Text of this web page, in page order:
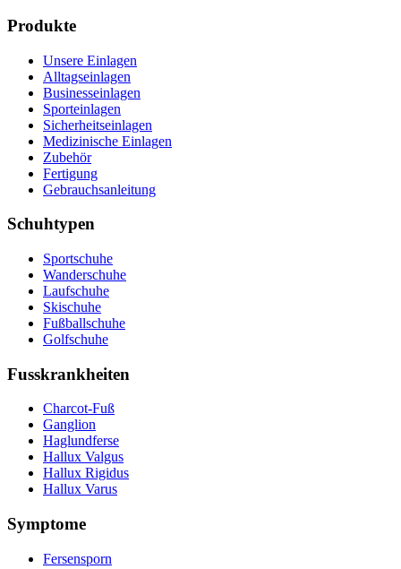
Produkte
Unsere Einlagen
Alltagseinlagen
Businesseinlagen
Sporteinlagen
Sicherheitseinlagen
Medizinische Einlagen
Zubehör
Fertigung
Gebrauchsanleitung
Schuhtypen
Sportschuhe
Wanderschuhe
Laufschuhe
Skischuhe
Fußballschuhe
Golfschuhe
Fusskrankheiten
Charcot-Fuß
Ganglion
Haglundferse
Hallux Valgus
Hallux Rigidus
Hallux Varus
Symptome
Fersensporn